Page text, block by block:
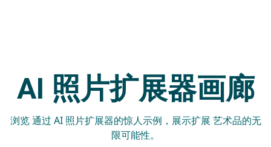
AI 照片扩展器画廊
浏览 通过 AI 照片扩展器的惊人示例，展示扩展 艺术品的无
限可能性。